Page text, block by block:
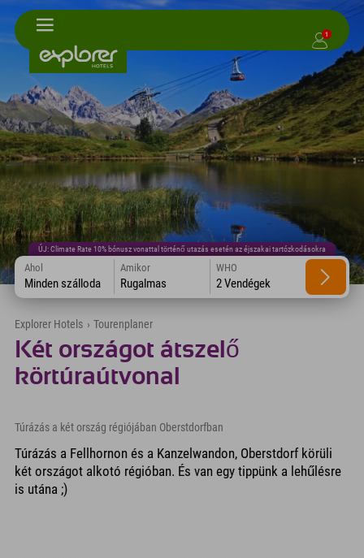
1
ÚJ: Climate Rate 10% bónusz vonattal történő utazás esetén az éjszakai tartózkodásokra
Ahol
Minden szálloda
Amikor
Rugalmas
WHO
2 Vendégek
Explorer Hotels › Tourenplaner
Két országot átszelő
körtúraútvonal
Túrázás a két ország régiójában Oberstdorfban
Túrázás a Fellhornon és a Kanzelwandon, Oberstdorf körüli
két országot alkotó régióban. És van egy tippünk a lehűlésre
is utána ;)